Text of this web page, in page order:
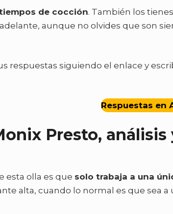
de cocción. También los
aunque no olvides que son
respuestas siguiendo el enlace y
Respuestas en
Presto, análisis
esta olla es que solo trabaja a una
alta, cuando lo normal es que sea a